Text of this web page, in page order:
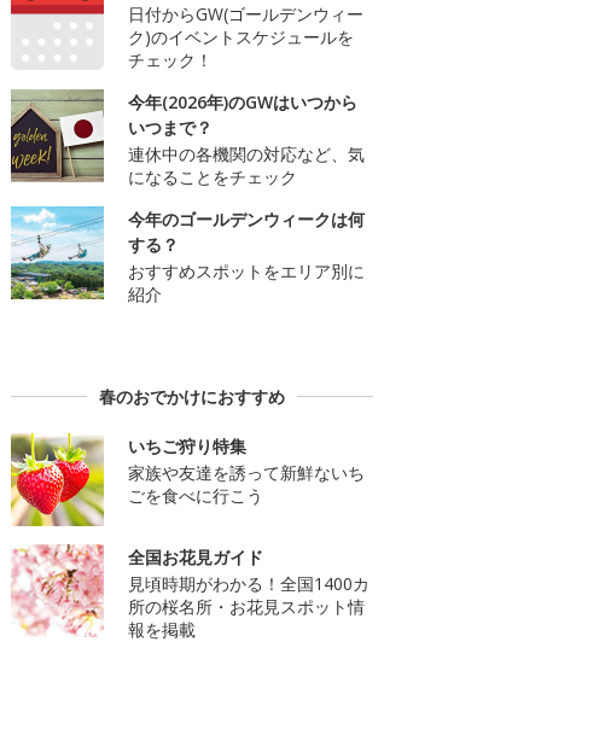
日付からGW(ゴールデンウィー
ク)のイベントスケジュールを
チェック！
今年(2026年)のGWはいつから
いつまで？
連休中の各機関の対応など、気
になることをチェック
今年のゴールデンウィークは何
する？
おすすめスポットをエリア別に
紹介
春のおでかけにおすすめ
いちご狩り特集
家族や友達を誘って新鮮ないち
ごを食べに行こう
全国お花見ガイド
見頃時期がわかる！全国1400カ
所の桜名所・お花見スポット情
報を掲載